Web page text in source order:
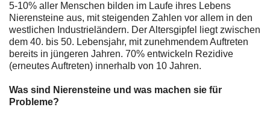
5-10% aller Menschen bilden im Laufe ihres Lebens
Nierensteine aus, mit steigenden Zahlen vor allem in den
westlichen Industrieländern. Der Altersgipfel liegt zwischen
dem 40. bis 50. Lebensjahr, mit zunehmendem Auftreten
bereits in jüngeren Jahren. 70% entwickeln Rezidive
(erneutes Auftreten) innerhalb von 10 Jahren.
Was sind Nierensteine und was machen sie für
Probleme?